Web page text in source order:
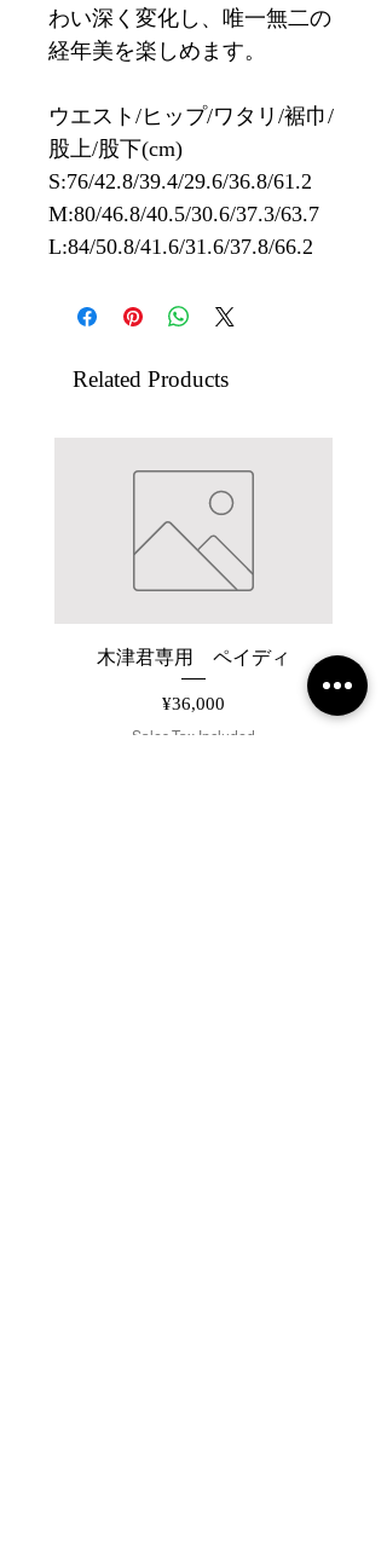
わい深く変化し、唯一無二の
経年美を楽しめます。
ウエスト/ヒップ/ワタリ/裾巾/
股上/股下(cm)
S:76/42.8/39.4/29.6/36.8/61.2
M:80/46.8/40.5/30.6/37.3/63.7
L:84/50.8/41.6/31.6/37.8/66.2
Related Products
木津君専用 ペイディ
Price
¥36,000
Sales Tax Included
【